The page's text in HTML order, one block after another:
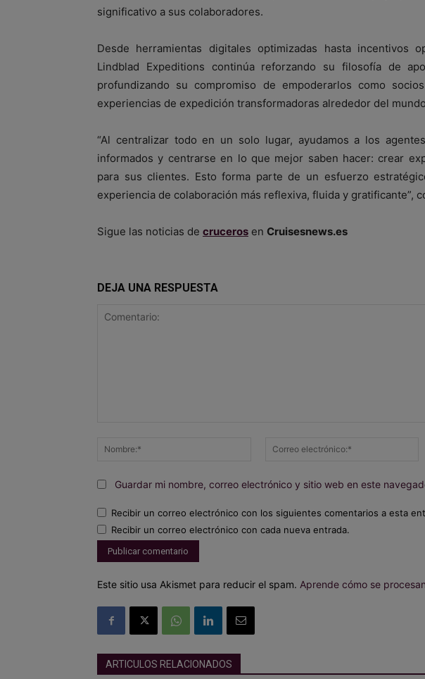
significativo a sus colaboradores.
Desde herramientas digitales optimizadas hasta incentivos
Lindblad Expeditions continúa reforzando su filosofía de
profundizando su compromiso de empoderarlos como
experiencias de expedición transformadoras alrededor del
“Al centralizar todo en un solo lugar, ayudamos a los
informados y centrarse en lo que mejor saben hacer: crear
para sus clientes. Esto forma parte de un esfuerzo
experiencia de colaboración más reflexiva, fluida y gratificante”,
Sigue las noticias de cruceros en Cruisesnews.es
DEJA UNA RESPUESTA
Nombre:*
Guardar mi nombre, correo electrónico y sitio web en este
Recibir un correo electrónico con los siguientes comentarios a esta
Recibir un correo electrónico con cada nueva entrada.
Este sitio usa Akismet para reducir el spam. Aprende cómo se
ARTICULOS RELACIONADOS